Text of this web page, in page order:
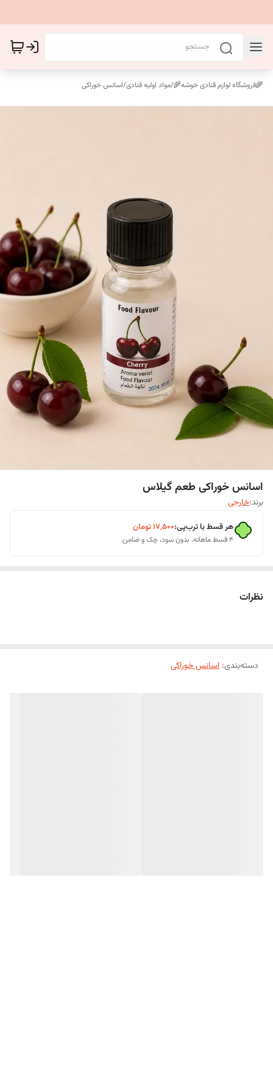
🌾فروشگاه لوازم قنادی خوشه🌾/مواد اولیه قنادی/اسانس خوراکی
اسانس خوراکی طعم گیلاس
برند:خارجی
هر قسط با ترب‌پی:۱۷٬۵۰۰تومان
۴ قسط ماهانه. بدون سود، چک و ضامن.
نظرات
دسته‌بندی: اسانس خوراکی